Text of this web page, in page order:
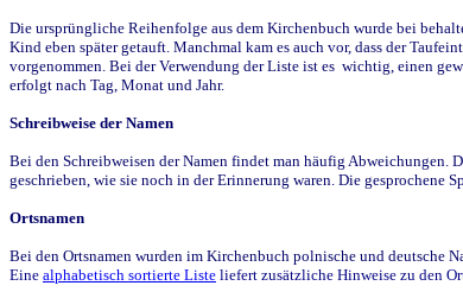
Die ursprüngliche Reihenfolge aus dem Kirchenbuch wurde bei
Kind eben später getauft. Manchmal kam es auch vor, dass der
vorgenommen. Bei der Verwendung der Liste ist es wichtig, einen
erfolgt nach Tag, Monat und Jahr.
Schreibweise der Namen
Bei den Schreibweisen der Namen findet man häufig Abweichungen.
geschrieben, wie sie noch in der Erinnerung waren. Die gesprochene
Ortsnamen
Bei den Ortsnamen wurden im Kirchenbuch polnische und deutsche
Eine alphabetisch sortierte Liste liefert zusätzliche Hinweise zu den